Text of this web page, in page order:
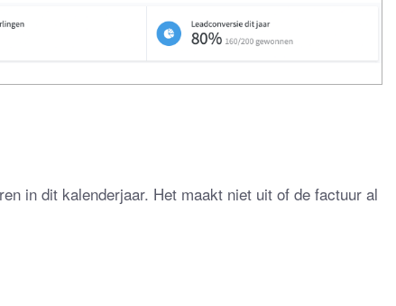
in dit kalenderjaar. Het maakt niet uit of de factuur al